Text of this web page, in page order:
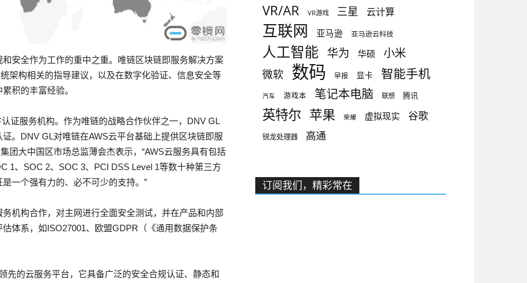
安全作为工作的重中之重。唯链区块链即服务解决方案
架构相关的指导建议，以及在数字化验证、信息安全等
积的丰富经验。
证服务机构。作为唯链的战略合作伙伴之一，DNV GL
。DNV GL对唯链在AWS云平台基础上提供区块链即服
团大中国区市场总监薄会杰表示，“AWS云服务具有包括
1、SOC 2、SOC 3、PCI DSS Level 1等数十种第三方
一个强有力的、必不可少的支持。”
机构合作，对主网进行全面安全测试，并在产品和内部
体系，如ISO27001、欧盟GDPR（《通用数据保护条
先的云服务平台，它具备广泛的安全合规认证、静态和
VR/AR VR游戏 三星 云计算
互联网 亚马逊 亚马逊云科技
人工智能 华为 华硕 小米
微软 数码 早报 显卡 智能手机
汽车 游戏本 笔记本电脑 联想 腾讯
英特尔 苹果 荣耀 虚拟现实 谷歌
锐龙处理器 高通
订阅我们，精彩常在